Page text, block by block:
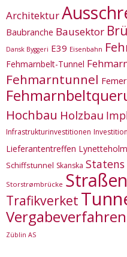
Architektur
Baubranche Bausektor
Dansk Byggeri E39 Eisenbahn
Fehmarnbelt-Tunnel
Fehmarntunnel
Hochbau Holzbau
Infrastrukturinvestitionen
Lieferantentreffen Lynetteholm
Schiffstunnel Skanska Statens
Storstrømbrücke
Trafikverket
Vergabeverfahren
Züblin AS